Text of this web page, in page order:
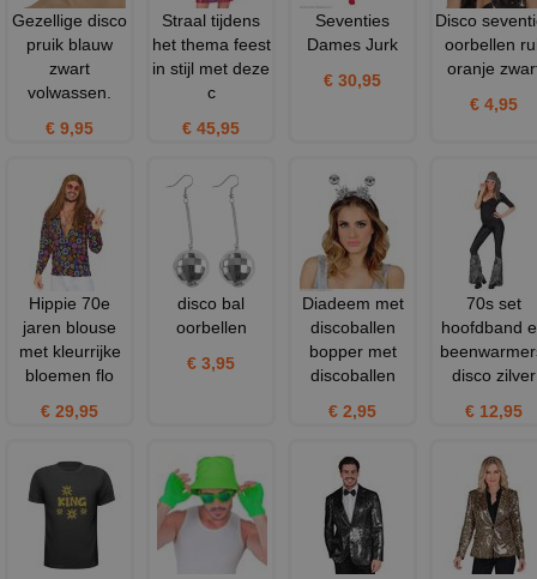
Gezellige disco
pruik blauw
zwart
volwassen.
€ 9,95
Straal tijdens
het thema feest
in stijl met deze
c
€ 45,95
Seventies
Dames Jurk
€ 30,95
Disco
oorbellen
oranje
€ 4,95
Hippie 70e
jaren blouse
met kleurrijke
bloemen flo
€ 29,95
disco bal
oorbellen
€ 3,95
Diadeem met
discoballen
bopper met
discoballen
€ 2,95
70s set
hoofdband
disco zilver
€ 12,95